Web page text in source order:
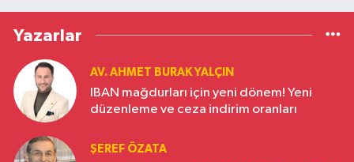
Yazarlar
AV. AHMET BURAK YALÇIN
IBAN mağdurları için yeni dönem! Yeni
düzenleme ve ceza indirim oranları
ŞEREF ÖZATA